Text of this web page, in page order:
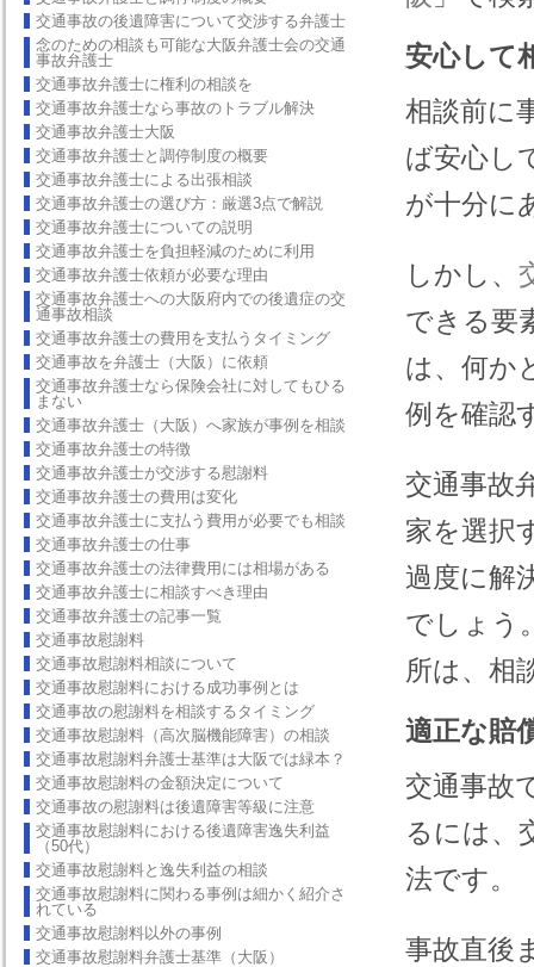
交通事故の後遺障害について交渉する弁護士
念のための相談も可能な大阪弁護士会の交通
事故弁護士
交通事故弁護士に権利の相談を
交通事故弁護士なら事故のトラブル解決
交通事故弁護士大阪
交通事故弁護士と調停制度の概要
交通事故弁護士による出張相談
交通事故弁護士の選び方：厳選3点で解説
交通事故弁護士についての説明
交通事故弁護士を負担軽減のために利用
交通事故弁護士依頼が必要な理由
交通事故弁護士への大阪府内での後遺症の交
通事故相談
交通事故弁護士の費用を支払うタイミング
交通事故を弁護士（大阪）に依頼
交通事故弁護士なら保険会社に対してもひる
まない
交通事故弁護士（大阪）へ家族が事例を相談
交通事故弁護士の特徴
交通事故弁護士が交渉する慰謝料
交通事故弁護士の費用は変化
交通事故弁護士に支払う費用が必要でも相談
交通事故弁護士の仕事
交通事故弁護士の法律費用には相場がある
交通事故弁護士に相談すべき理由
交通事故弁護士の記事一覧
交通事故慰謝料
交通事故慰謝料相談について
交通事故慰謝料における成功事例とは
交通事故の慰謝料を相談するタイミング
交通事故慰謝料（高次脳機能障害）の相談
交通事故慰謝料弁護士基準は大阪では緑本？
交通事故慰謝料の金額決定について
交通事故の慰謝料は後遺障害等級に注意
交通事故慰謝料における後遺障害逸失利益
（50代）
交通事故慰謝料と逸失利益の相談
交通事故慰謝料に関わる事例は細かく紹介さ
れている
交通事故慰謝料以外の事例
交通事故慰謝料弁護士基準（大阪）
安心して
相談前に
ば安心し
が十分に
しかし、
できる要
は、何か
例を確認
交通事故
家を選択
過度に解
でしょう
所は、相
適正な賠
交通事故
るには、
法です。
事故直後